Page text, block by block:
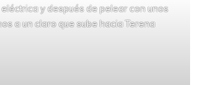
y después de pelear con unos
a un claro que sube hacia Terena